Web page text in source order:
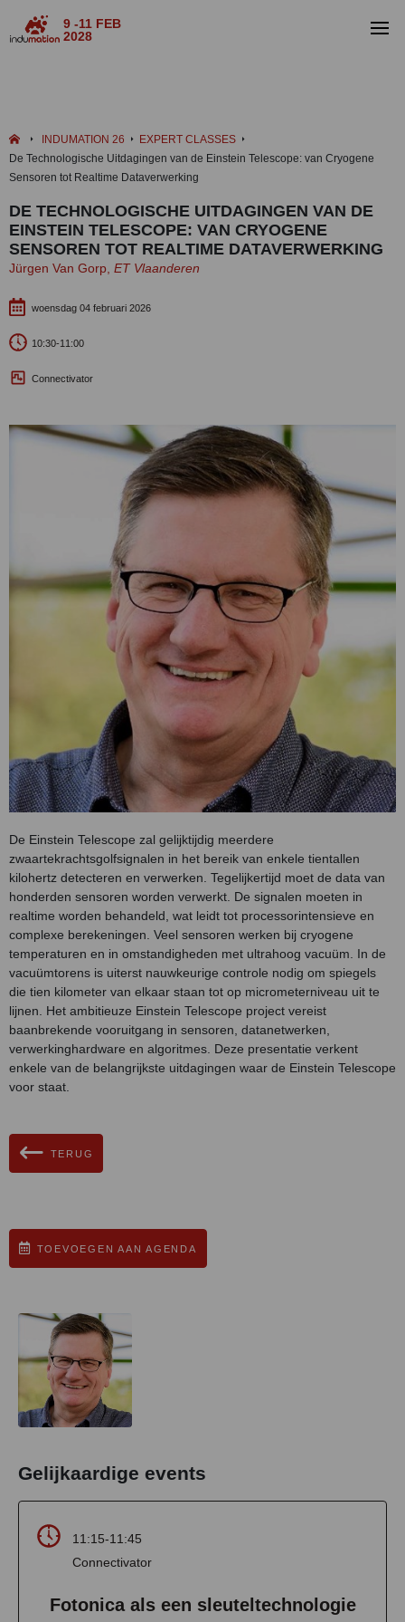
9 -11 FEB
2028
INDUMATION 26
EXPERT CLASSES
De Technologische Uitdagingen van de Einstein Telescope: van Cryogene
Sensoren tot Realtime Dataverwerking
DE TECHNOLOGISCHE UITDAGINGEN VAN DE
EINSTEIN TELESCOPE: VAN CRYOGENE
SENSOREN TOT REALTIME DATAVERWERKING
Jürgen Van Gorp, ET Vlaanderen
woensdag 04 februari 2026
10:30-11:00
Connectivator
De Einstein Telescope zal gelijktijdig meerdere
zwaartekrachtsgolfsignalen in het bereik van enkele tientallen
kilohertz detecteren en verwerken. Tegelijkertijd moet de data van
honderden sensoren worden verwerkt. De signalen moeten in
realtime worden behandeld, wat leidt tot processorintensieve en
complexe berekeningen. Veel sensoren werken bij cryogene
temperaturen en in omstandigheden met ultrahoog vacuüm. In de
vacuümtorens is uiterst nauwkeurige controle nodig om spiegels
die tien kilometer van elkaar staan tot op micrometerniveau uit te
lijnen. Het ambitieuze Einstein Telescope project vereist
baanbrekende vooruitgang in sensoren, datanetwerken,
verwerkinghardware en algoritmes. Deze presentatie verkent
enkele van de belangrijkste uitdagingen waar de Einstein Telescope
voor staat.
TERUG
TOEVOEGEN AAN AGENDA
Gelijkaardige events
11:15-11:45
Connectivator
Fotonica als een sleuteltechnologie